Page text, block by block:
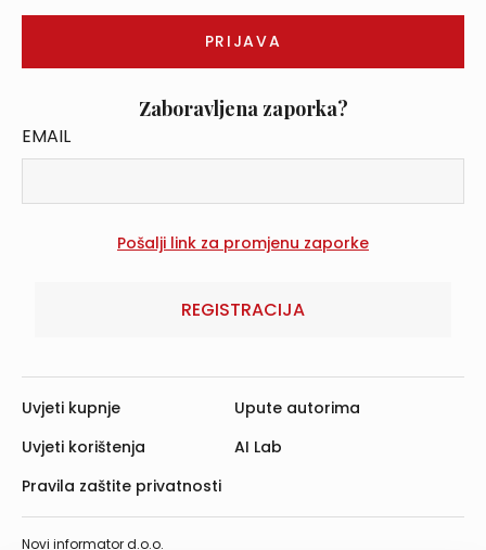
Zaboravljena zaporka?
EMAIL
REGISTRACIJA
Novi informator d.o.o.
Uvjeti kupnje
Uvjeti korištenja
Pravila zaštite privatnosti
Upute autorima
AI Lab